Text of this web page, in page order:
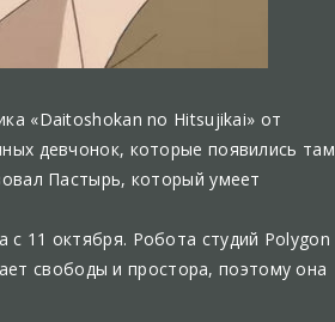
«Daitoshokan no Hitsujikai» от
девчонок, которые появились там
Пастырь, который умеет
с 11 октября. Робота студий Polygon
свободы и простора, поэтому она